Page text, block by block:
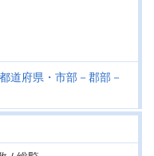
道府県・市部－郡部－